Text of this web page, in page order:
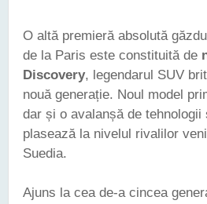
O altă premieră absolută
de la Paris este constituită de
Discovery, legendarul SUV
nouă generație. Noul model
dar și o avalanșă de tehnologii
plasează la nivelul rivalilor
Suedia.
Ajuns la cea de-a cincea